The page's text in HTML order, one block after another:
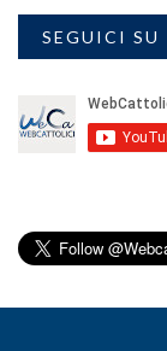
SEGUICI SU